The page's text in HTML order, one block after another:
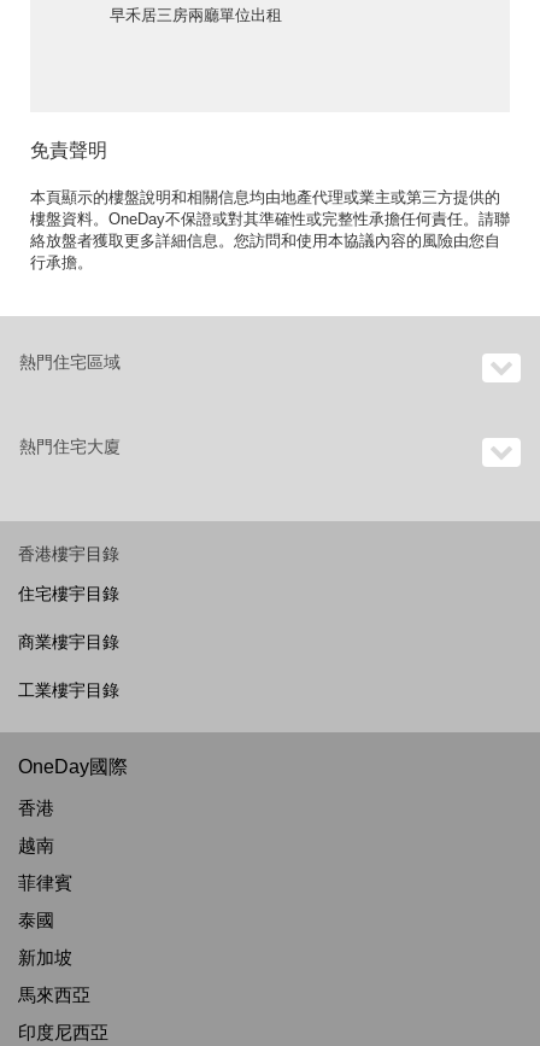
早禾居三房兩廳單位出租
免責聲明
本頁顯示的樓盤說明和相關信息均由地產代理或業主或第三方提供的
樓盤資料。OneDay不保證或對其準確性或完整性承擔任何責任。請聯
絡放盤者獲取更多詳細信息。您訪問和使用本協議內容的風險由您自
行承擔。
熱門住宅區域
熱門住宅大廈
香港樓宇目錄
住宅樓宇目錄
商業樓宇目錄
工業樓宇目錄
OneDay國際
香港
越南
菲律賓
泰國
新加坡
馬來西亞
印度尼西亞